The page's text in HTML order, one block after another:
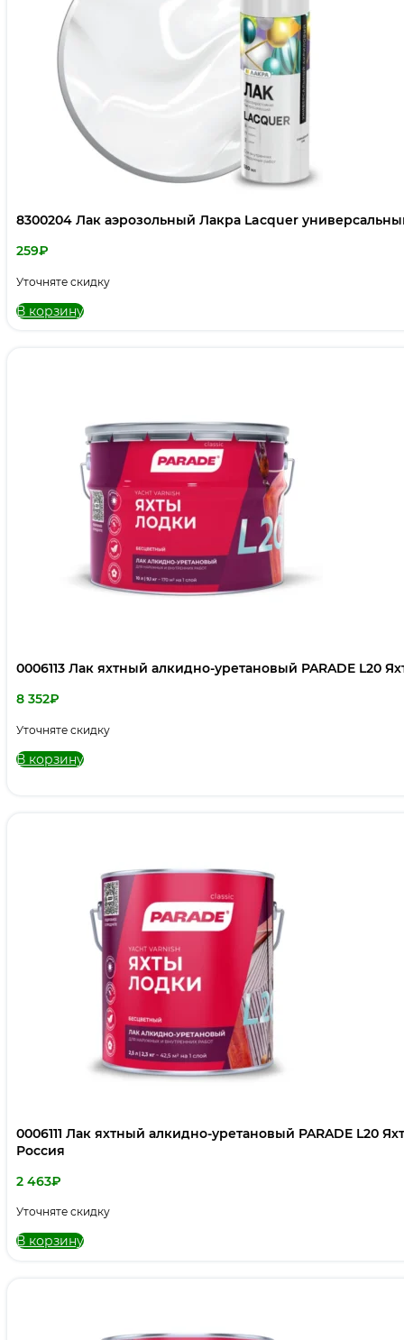
8300204 Лак аэрозольный Лакра Lacquer
259₽
Уточняте скидку
В корзину
0006113 Лак яхтный алкидно-уретановый PARADE L20
8 352₽
Уточняте скидку
В корзину
0006111 Лак яхтный алкидно-уретановый PARADE L20
Россия
2 463₽
Уточняте скидку
В корзину